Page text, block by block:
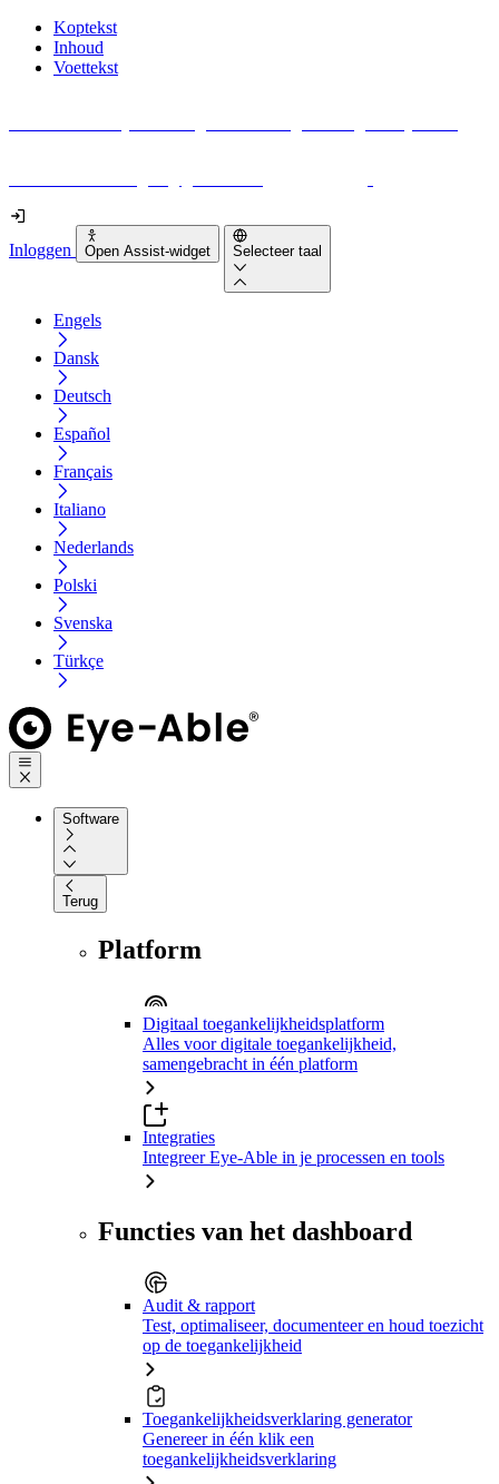
Koptekst
Inhoud
Voettekst
Inloggen Open Assist-widget Selecteer taal
Engels
Dansk
Deutsch
Español
Français
Italiano
Nederlands
Polski
Svenska
Türkçe
Software
Terug
Platform
Digitaal toegankelijkheidsplatform
Alles voor digitale toegankelijkheid,
samengebracht in één platform
Integraties
Integreer Eye-Able in je processen en tools
Functies van het dashboard
Audit & rapport
Test, optimaliseer, documenteer en houd toezicht
op de toegankelijkheid
Toegankelijkheidsverklaring generator
Genereer in één klik een
toegankelijkheidsverklaring